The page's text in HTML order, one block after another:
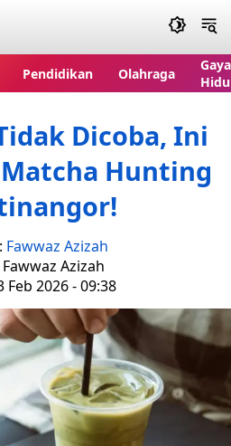
Pendidikan Olahraga
Gaya
Dicoba, Ini
Hunting
Fawwaz Azizah
Azizah
Feb 2026 - 09:38